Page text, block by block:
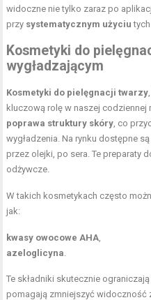
widoczne nie tylko zaraz po
przy systematycznym użyciu
Kosmetyki do
wygładzającym
Kosmetyki do pielęgnacji twarzy
kluczową rolę w naszej codziennej
poprawa struktury skóry, co
wygładzenia. Na rynku dostępne
przez olejki, po sera. Te preparaty
odżywcze.
W takich kosmetykach często
jak:
kwasy owocowe AHA,
azeloglicyna.
Te składniki skutecznie
pomagają zmniejszyć widoczność